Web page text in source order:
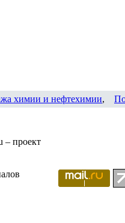
химии и нефтехимии,
– проект